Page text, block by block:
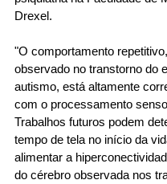
Drexel.
"O comportamento
observado no transtorno do
autismo, está altamente
com o processamento
Trabalhos futuros podem
tempo de tela no início da
alimentar a
do cérebro observada nos